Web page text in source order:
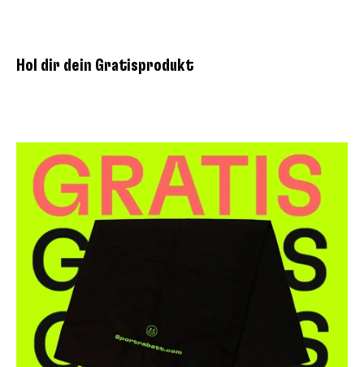
Hol dir dein Gratisprodukt